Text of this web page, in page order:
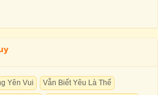
Yên Vui
Vẫn Biết Yêu Là Thế